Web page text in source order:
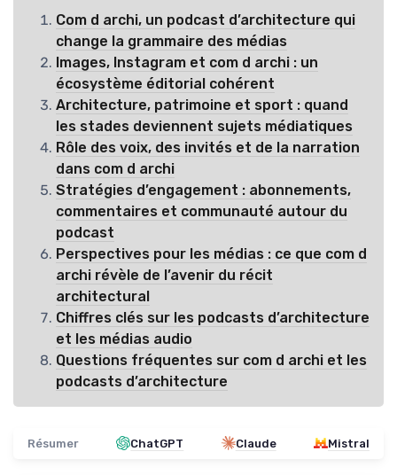
Com d archi, un podcast d’architecture qui
change la grammaire des médias
Images, Instagram et com d archi : un
écosystème éditorial cohérent
Architecture, patrimoine et sport : quand
les stades deviennent sujets médiatiques
Rôle des voix, des invités et de la narration
dans com d archi
Stratégies d’engagement : abonnements,
commentaires et communauté autour du
podcast
Perspectives pour les médias : ce que com d
archi révèle de l’avenir du récit
architectural
Chiffres clés sur les podcasts d’architecture
et les médias audio
Questions fréquentes sur com d archi et les
podcasts d’architecture
Résumer ChatGPT Claude Mistral